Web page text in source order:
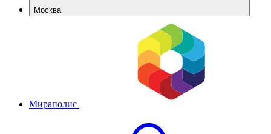
Москва
Мираполис